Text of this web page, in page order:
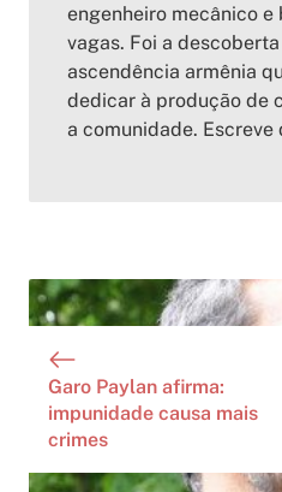
engenheiro mecânico e
vagas. Foi a
ascendência armênia
dedicar à produção de
a comunidade. Escreve
Garo Paylan afirma:
impunidade causa mais
crimes